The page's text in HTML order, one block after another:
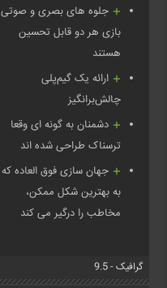
جلوه های بصری و صوتی
بازی هر دو قابل تحسین
هستند
ارائه یک گیم‌پلی
چالش‌برانگیز
دشمنان به گونه ای وقعا
ترسناک طراحی شده اند
جهان سازی فوق العاده که
به بهترین شکل ممکن،
مخاطب را درگیر می کند
گرافیک - 9.5